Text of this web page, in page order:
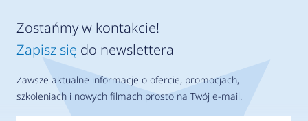
Zostańmy w kontakcie!
Zapisz się do newslettera
Zawsze aktualne informacje o ofercie, promocjach,
szkoleniach i nowych filmach prosto na Twój e-mail.